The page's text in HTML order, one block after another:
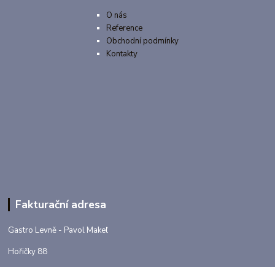
O nás
Reference
Obchodní podmínky
Kontakty
Fakturační adresa
Gastro Levně - Pavol Makeľ
Hořičky 88